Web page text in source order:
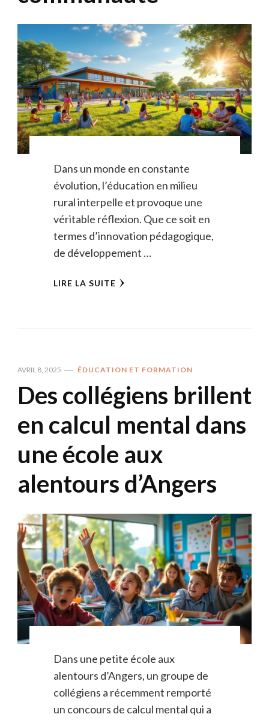
Dans un monde en constante
évolution, l’éducation en milieu
rural interpelle et provoque une
véritable réflexion. Que ce soit en
termes d’innovation pédagogique,
de développement …
LIRE LA SUITE
AVRIL 8, 2025 ÉDUCATION ET FORMATION
Des collégiens brillent
en calcul mental dans
une école aux
alentours d’Angers
Dans une petite école aux
alentours d’Angers, un groupe de
collégiens a récemment remporté
un concours de calcul mental qui a